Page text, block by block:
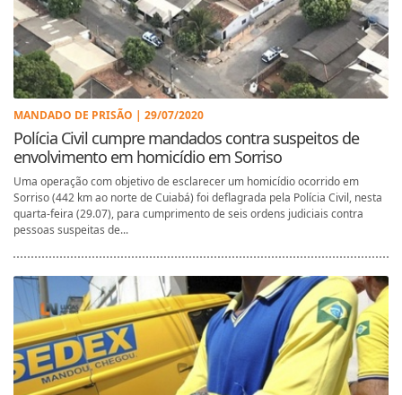
MANDADO DE PRISÃO | 29/07/2020
Polícia Civil cumpre mandados contra suspeitos de
envolvimento em homicídio em Sorriso
Uma operação com objetivo de esclarecer um homicídio ocorrido em
Sorriso (442 km ao norte de Cuiabá) foi deflagrada pela Polícia Civil, nesta
quarta-feira (29.07), para cumprimento de seis ordens judiciais contra
pessoas suspeitas de...